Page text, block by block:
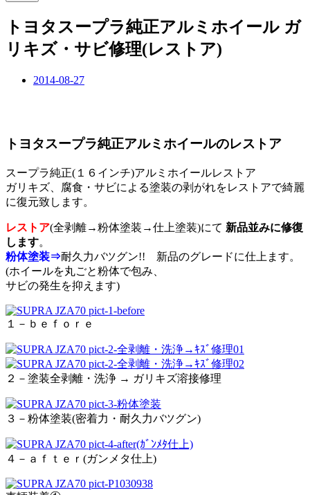
トヨタスープラ純正アルミホイール ガ
リキズ・サビ修理(レストア)
2014-08-27
トヨタスープラ純正アルミホイールのレストア
スープラ純正(１６インチ)アルミホイールレストア
ガリキズ、腐食・サビによる塗装の剥がれをレストアで綺麗
に復元致します。
レストア(全剥離→粉体塗装→仕上塗装)にて 新品並みに修復
します。
粉体塗装⇒耐久力バツグン!! 新品のグレードに仕上ます。
(ホイールを丸ごと粉体で包み、
サビの発生を抑えます)
１－ｂｅｆｏｒｅ
２－塗装全剥離・洗浄 → ガリキズ溶接修理
３－粉体塗装(密着力・耐久力バツグン)
４－ａｆｔｅｒ(ガンメタ仕上)